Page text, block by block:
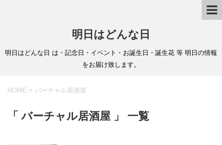
明日はどんな日
明日はどんな日 は・記念日・イベント・お誕生日・誕生花 等 明日の情報
をお届け致します。
HOME > バーチャル居酒屋
「 バーチャル居酒屋 」 一覧